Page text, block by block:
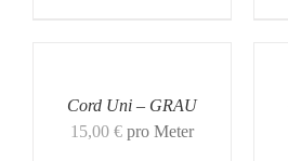
Cord Uni – GRAU
15,00 € pro Meter